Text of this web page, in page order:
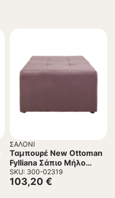
ΣΑΛΌΝΙ
Ταμπουρέ New Ottoman
Fylliana Σάπιο Μήλο
70x70x40 εκ.
SKU: 300-02319
103,20 €